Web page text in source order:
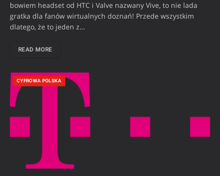
bowiem headset od HTC i Valve nazwany Vive, to nie lada
gratka dla fanów wirtualnych doznań! Przede wszystkim
dlatego, że to jeden z…
READ MORE
CYFROWA POLSKA